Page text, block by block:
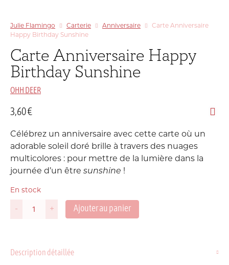
Julie Flamingo Carterie Anniversaire
Carte Anniversaire
Happy Birthday Sunshine
Carte Anniversaire Happy
Birthday Sunshine
OHH DEER
3,60€
Célébrez un anniversaire avec cette carte où un
adorable soleil doré brille à travers des nuages
multicolores : pour mettre de la lumière dans la
journée d’un être sunshine !
En stock
-
quantité
Happy
+ Ajouter au panier
Description détaillée